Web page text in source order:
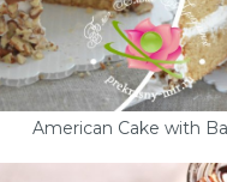
American Cake with